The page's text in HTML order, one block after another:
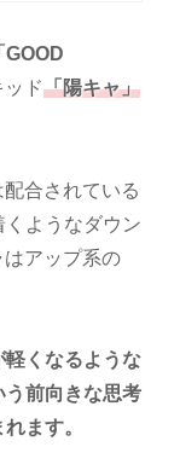
GOOD
ド「陽キャ」
合されている
ようなダウン
アップ系の
くなるような
前向きな思考
ます。